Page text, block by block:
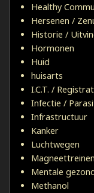
Healthy
Hersenen /
Historie /
Hormonen
Huid
huisarts
I.C.T. /
Infectie /
Infrastructuur
Kanker
Luchtwegen
Mentale
Methanol